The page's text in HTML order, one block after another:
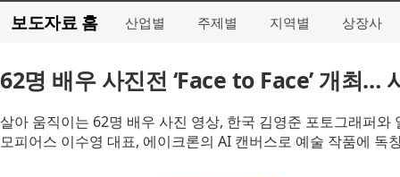
보도자료 홈 산업별 주제별 지역별 상장사
62명 배우 사진전 ‘Face to Face’ 개최…
살아 움직이는 62명 배우 사진 영상, 한국 김영준 포토그래퍼
모피어스 이수영 대표, 에이크론의 AI 캔버스로 예술 작품에 독